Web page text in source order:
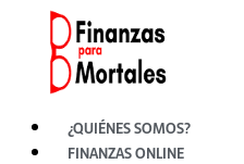
contenido
¿QUIÉNES SOMOS?
FINANZAS ONLINE